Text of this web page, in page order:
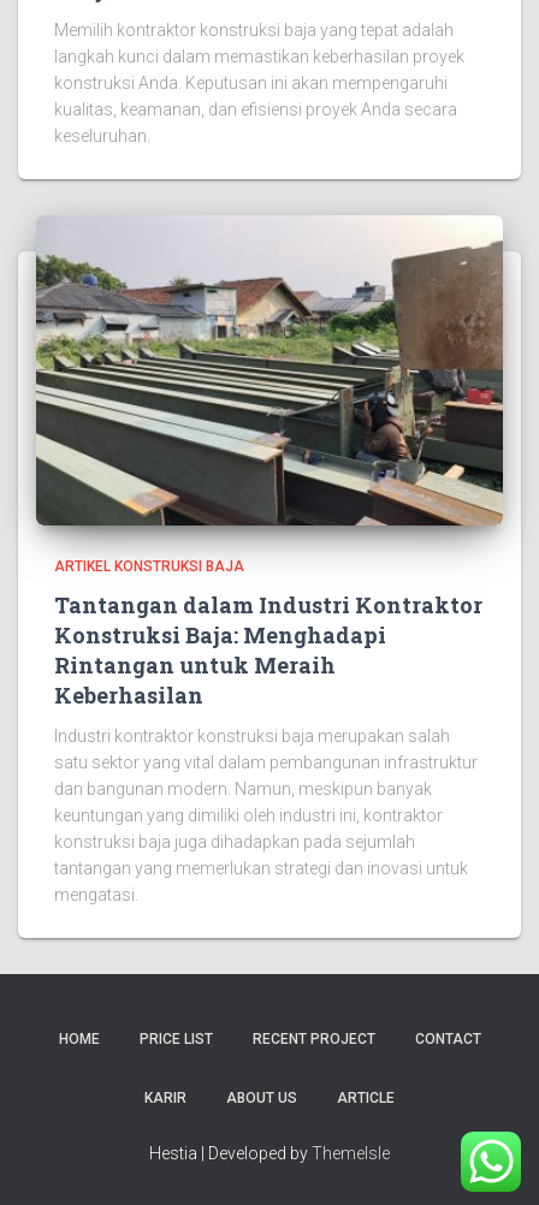
Memilih kontraktor konstruksi baja yang tepat adalah
langkah kunci dalam memastikan keberhasilan proyek
konstruksi Anda. Keputusan ini akan mempengaruhi
kualitas, keamanan, dan efisiensi proyek Anda secara
keseluruhan.
ARTIKEL KONSTRUKSI BAJA
Tantangan dalam Industri Kontraktor
Konstruksi Baja: Menghadapi
Rintangan untuk Meraih
Keberhasilan
Industri kontraktor konstruksi baja merupakan salah
satu sektor yang vital dalam pembangunan infrastruktur
dan bangunan modern. Namun, meskipun banyak
keuntungan yang dimiliki oleh industri ini, kontraktor
konstruksi baja juga dihadapkan pada sejumlah
tantangan yang memerlukan strategi dan inovasi untuk
mengatasi.
HOME PRICE LIST RECENT PROJECT CONTACT
KARIR ABOUT US ARTICLE
Hestia | Developed byThemeIsle